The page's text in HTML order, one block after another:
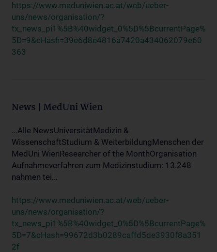
https://www.meduniwien.ac.at/web/ueber-
uns/news/organisation/?
tx_news_pi1%5B%40widget_0%5D%5BcurrentPage%
5D=9&cHash=39e6d8e4816a7420a434062079e60
363
News | MedUni Wien
...Alle NewsUniversitätMedizin &
WissenschaftStudium & WeiterbildungMenschen der
MedUni WienResearcher of the MonthOrganisation
Aufnahmeverfahren zum Medizinstudium: 13.248
nahmen tei...
https://www.meduniwien.ac.at/web/ueber-
uns/news/organisation/?
tx_news_pi1%5B%40widget_0%5D%5BcurrentPage%
5D=7&cHash=99672d3b0289caffd5de3930f8a351
2f